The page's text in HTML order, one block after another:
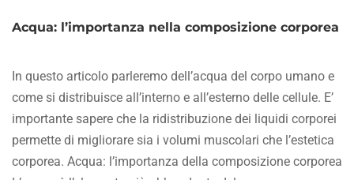
Acqua: l’importanza nella composizione corporea
In questo articolo parleremo dell’acqua del corpo umano e
come si distribuisce all’interno e all’esterno delle cellule. E’
importante sapere che la ridistribuzione dei liquidi corporei
permette di migliorare sia i volumi muscolari che l’estetica
corporea. Acqua: l’importanza della composizione corporea